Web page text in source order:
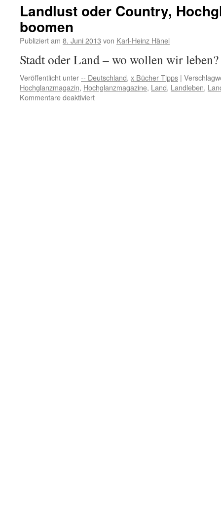
Landlust oder Country,
boomen
Publiziert am 8. Juni 2013 von Karl-Heinz Hänel
Stadt oder Land – wo wollen wir leben?
Veröffentlicht unter-- Deutschland, x Bücher Tipps |
Hochglanzmagazin, Hochglanzmagazine, Land, Landleben,
Kommentare deaktiviertfür